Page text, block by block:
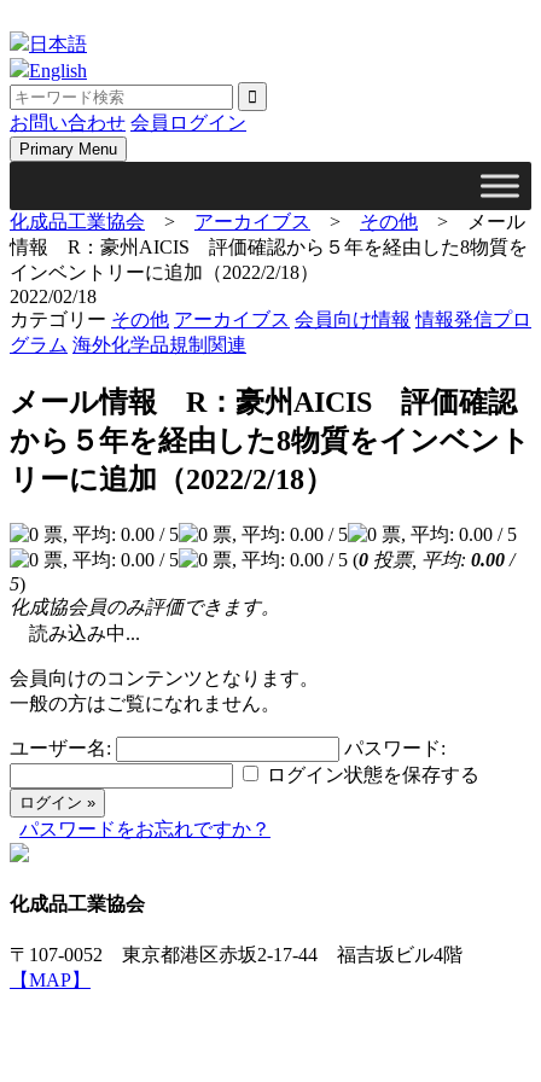
to
content
日本語
English
お問い合わせ 会員ログイン
Primary Menu
化成品工業協会 > アーカイブス > その他 >
メール
情報 R：豪州AICIS 評価確認から５年を経由した8物質を
インベントリーに追加（2022/2/18）
2022/02/18
カテゴリー その他 アーカイブス 会員向け情報 情報発信プロ
グラム 海外化学品規制関連
メール情報 R：豪州AICIS 評価確認
から５年を経由した8物質をインベント
リーに追加（2022/2/18）
(0 投票, 平均: 0.00 /
5)
化成協会員のみ評価できます。
読み込み中...
会員向けのコンテンツとなります。
一般の方はご覧になれません。
ユーザー名:
パスワード:
ログイン状態を保存する
パスワードをお忘れですか？
化成品工業協会
〒107-0052 東京都港区赤坂2-17-44 福吉坂ビル4階
【MAP】